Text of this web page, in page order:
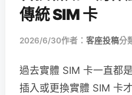
傳統 SIM 卡
2026/6/30作者： 客座投稿分
過去實體 SIM 卡一直都
插入或更換實體 SIM 卡